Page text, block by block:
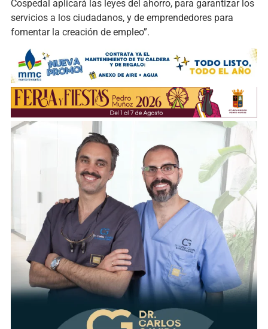
Cospedal aplicará las leyes del ahorro, para garantizar los
servicios a los ciudadanos, y de emprendedores para
fomentar la creación de empleo”.